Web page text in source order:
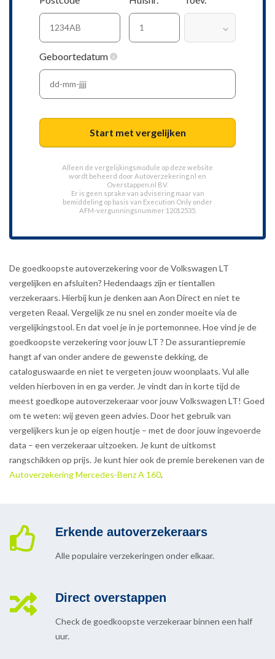
Geboortedatum
Start met vergelijken
Alleen de vergelijkingsmodule op deze website
wordt beheerd door Autoverzekering.nl en
Overstappen.nl BV.
Er is geen sprake van advisering maar van
bemiddeling op basis van Execution Only onder
AFM-vergunningsnummer 12012535.
De goedkoopste autoverzekering voor de Volkswagen LT
vergelijken en afsluiten? Hedendaags zijn er tientallen
verzekeraars. Hierbij kun je denken aan Aon Direct en niet te
vergeten Reaal. Vergelijk ze nu snel en zonder moeite via de
vergelijkingstool. En dat voel je in je portemonnee. Hoe vind je de
goedkoopste verzekering voor jouw LT ? De assurantiepremie
hangt af van onder andere de gewenste dekking, de
cataloguswaarde en niet te vergeten jouw woonplaats. Vul alle
velden hierboven in en ga verder. Je vindt dan in korte tijd de
meest goedkope autoverzekeraar voor jouw Volkswagen LT! Goed
om te weten: wij geven geen advies. Door het gebruik van
vergelijkers kun je op eigen houtje – met de door jouw ingevoerde
data – een verzekeraar uitzoeken. Je kunt de uitkomst
rangschikken op prijs. Je kunt hier ook de premie berekenen van de
Autoverzekering Mercedes-Benz A 160.
Erkende autoverzekeraars
Alle populaire verzekeringen onder elkaar.
Direct overstappen
Check de goedkoopste verzekeraar binnen een half
uur.